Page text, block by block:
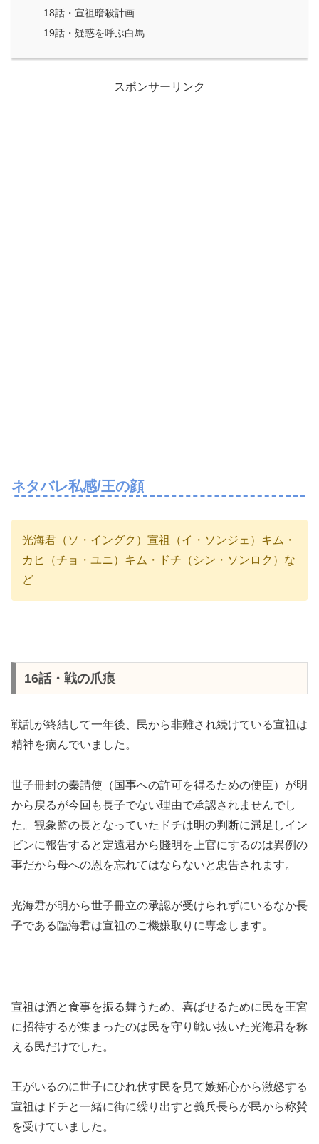
18話・宣祖暗殺計画
19話・疑惑を呼ぶ白馬
スポンサーリンク
ネタバレ私感/王の顔
光海君（ソ・イングク）宣祖（イ・ソンジェ）キム・
カヒ（チョ・ユニ）キム・ドチ（シン・ソンロク）な
ど
16話・戦の爪痕
戦乱が終結して一年後、民から非難され続けている宣祖は
精神を病んでいました。
世子冊封の秦請使（国事への許可を得るための使臣）が明
から戻るが今回も長子でない理由で承認されませんでし
た。観象監の長となっていたドチは明の判断に満足しイン
ビンに報告すると定遠君から賤明を上官にするのは異例の
事だから母への恩を忘れてはならないと忠告されます。
光海君が明から世子冊立の承認が受けられずにいるなか長
子である臨海君は宣祖のご機嫌取りに専念します。
宣祖は酒と食事を振る舞うため、喜ばせるために民を王宮
に招待するが集まったのは民を守り戦い抜いた光海君を称
える民だけでした。
王がいるのに世子にひれ伏す民を見て嫉妬心から激怒する
宣祖はドチと一緒に街に繰り出すと義兵長らが民から称賛
を受けていました。